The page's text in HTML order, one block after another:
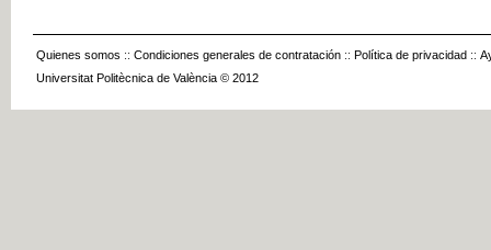
Quienes somos :: Condiciones generales de contratación :: Política de privacidad ::
Universitat Politècnica de València © 2012